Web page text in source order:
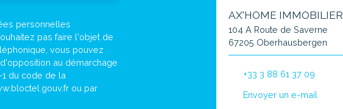
personnelles
pas faire l'objet de
vous pouvez
au démarchage
du code de la
ou par
AX'HOME IMMOBILIER
104 A Route de Saverne
67205 Oberhausbergen
+33 3 88 61 37 09
Envoyer un e-mail